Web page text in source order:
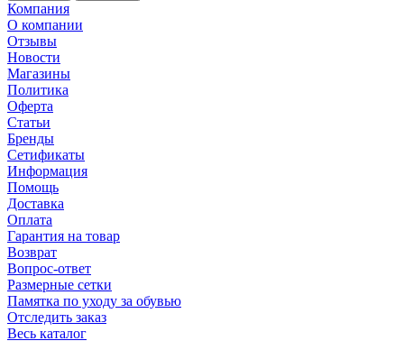
Компания
О компании
Отзывы
Новости
Магазины
Политика
Оферта
Статьи
Бренды
Сетификаты
Информация
Помощь
Доставка
Оплата
Гарантия на товар
Возврат
Вопрос-ответ
Размерные сетки
Памятка по уходу за обувью
Отследить заказ
Весь каталог